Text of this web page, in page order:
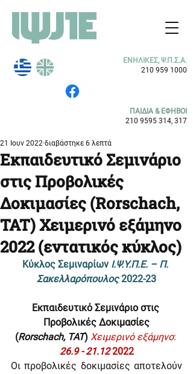
ΕΝΗΛΙΚΕΣ, Ψ.Π.Σ.Α.
210 959 1000
ΠΑΙΔΙΑ & ΕΦΗΒΟΙ
210 9595 314, 317
Εκπαιδευτικό Σεμινάριο
στις Προβολικές
Δοκιμασίες (Rorschach,
TAT) Χειμερινό εξάμηνο
2022 (εντατικός κύκλος)
21 Ιουν 2022 διαβάστηκε 6 λεπτά
Κύκλος Σεμιναρίων Ι.Ψ.Υ.Π.Ε. – Π.
Σακελλαρόπουλος 2022-23
Εκπαιδευτικό Σεμινάριο στις
Προβολικές Δοκιμασίες
(Rorschach, TAT) Χειμερινό εξάμηνο:
26.9 - 21.12 2022
Οι προβολικές δοκιμασίες αποτελούν